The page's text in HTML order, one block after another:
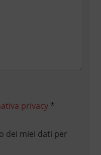
privacy*
dei miei dati per